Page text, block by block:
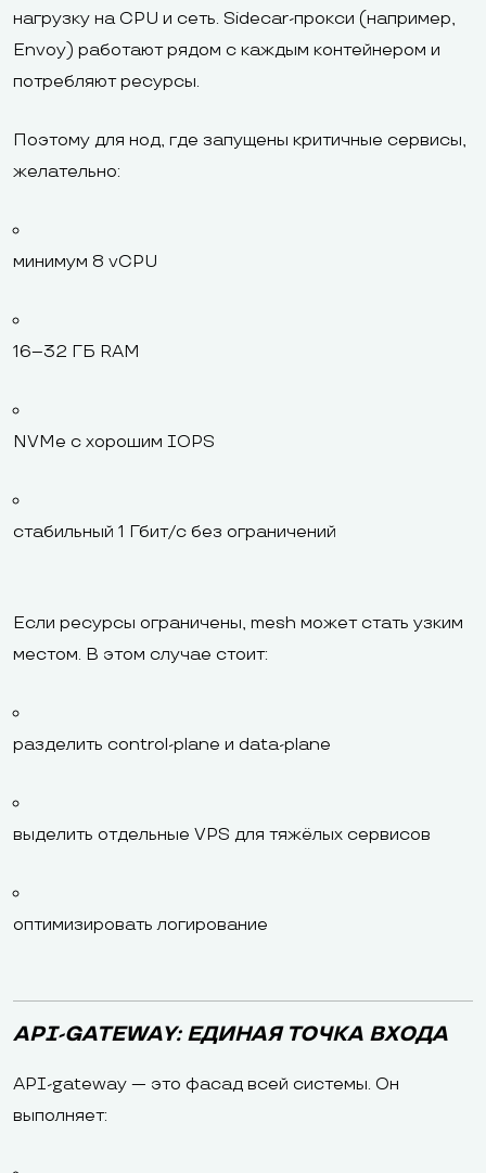
нагрузку на CPU и сеть. Sidecar-прокси (например,
Envoy) работают рядом с каждым контейнером и
потребляют ресурсы.
Поэтому для нод, где запущены критичные сервисы,
желательно:
минимум 8 vCPU
16–32 ГБ RAM
NVMe с хорошим IOPS
стабильный 1 Гбит/с без ограничений
Если ресурсы ограничены, mesh может стать узким
местом. В этом случае стоит:
разделить control-plane и data-plane
выделить отдельные VPS для тяжёлых сервисов
оптимизировать логирование
API-GATEWAY: ЕДИНАЯ ТОЧКА ВХОДА
API-gateway — это фасад всей системы. Он
выполняет: